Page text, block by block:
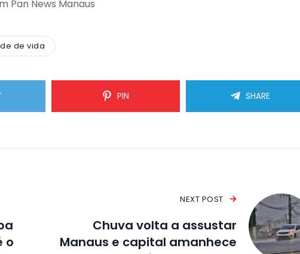
Pan News Manaus
de vida
PIN SHARE
o
NEXT POST
Chuva volta a assustar
Manaus e capital amanhece